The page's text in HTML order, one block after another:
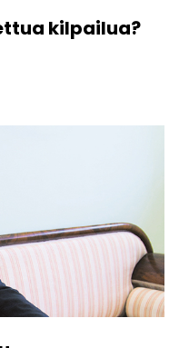
kilpailua?